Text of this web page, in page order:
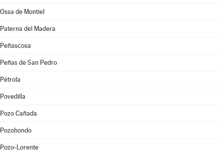
Ossa de Montiel
Paterna del Madera
Peñascosa
Peñas de San Pedro
Pétrola
Povedilla
Pozo Cañada
Pozohondo
Pozo-Lorente